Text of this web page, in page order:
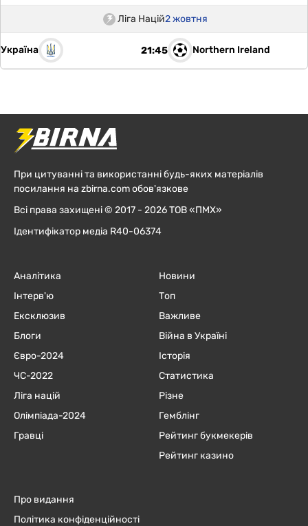
Ліга Націй2 жовтня
Україна 21:45 Northern Ireland
При цитуванні та використанні будь-яких матеріалів
посилання на zbirna.com обов'язкове
Всі права захищені © 2017 - 2026 ТОВ «ПМХ»
Ідентифікатор медіа R40-06374
Аналітика
Інтерв'ю
Ексклюзив
Блоги
Євро-2024
ЧC-2022
Ліга націй
Олімпіада-2024
Гравці
Новини
Топ
Важливе
Війна в Україні
Історія
Статистика
Різне
Гемблінг
Рейтинг букмекерів
Рейтинг казино
Про видання
Політика конфіденційності